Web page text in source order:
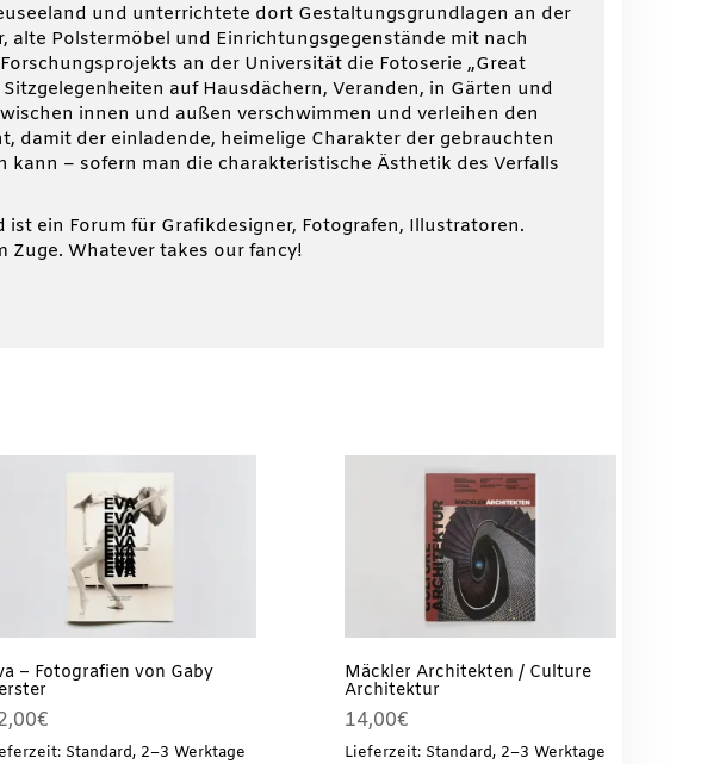
und unterrichtete dort Gestaltungsgrundlagen an der
Polstermöbel und Einrichtungsgegenstände mit nach
an der Universität die Fotoserie „Great
auf Hausdächern, Veranden, in Gärten und
innen und außen verschwimmen und verleihen den
damit der einladende, heimelige Charakter der gebrauchten
– sofern man die charakteristische Ästhetik des Verfalls
ein Forum für Grafikdesigner, Fotografen, Illustratoren.
Whatever takes our fancy!
– Fotografien von Gaby
€
Standard, 2–3 Werktage
Mäckler Architekten / Culture
Architektur
14,00€
Lieferzeit: Standard, 2–3 Werktage